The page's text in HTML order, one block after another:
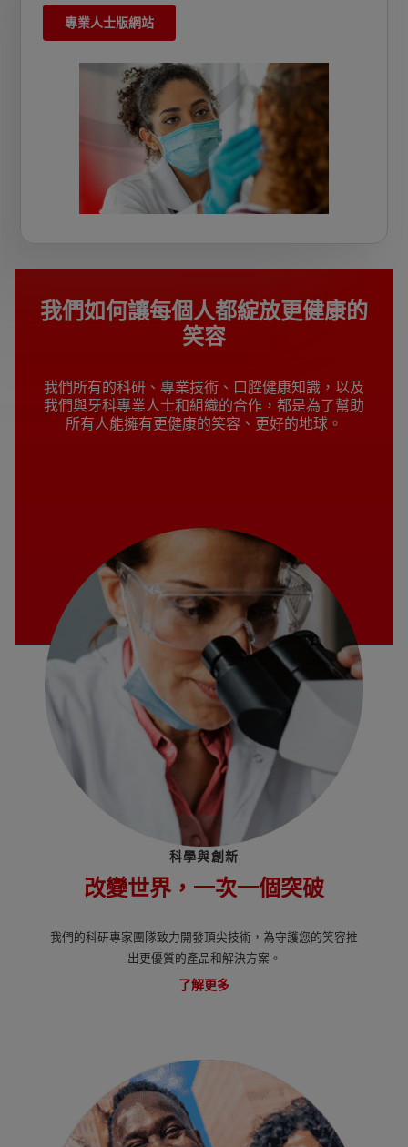
專業人士版網站
我們如何讓每個人都綻放更健康的
笑容
我們所有的科研、專業技術、口腔健康知識，以及
我們與牙科專業人士和組織的合作，都是為了幫助
所有人能擁有更健康的笑容、更好的地球。
科學與創新
改變世界，一次一個突破
我們的科研專家團隊致力開發頂尖技術，為守護您的笑容推
出更優質的產品和解決方案。
了解更多